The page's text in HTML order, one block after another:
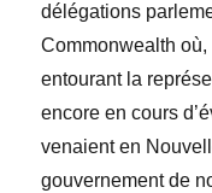
délégations
Commonwealth
entourant la
encore en cours
venaient en
gouvernement de